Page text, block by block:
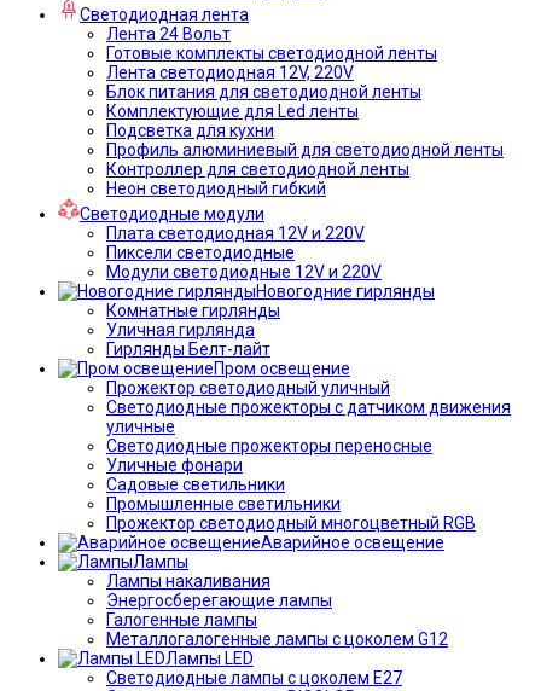
Светодиодная лента
Лента 24 Вольт
Готовые комплекты светодиодной ленты
Лента светодиодная 12V, 220V
Блок питания для светодиодной ленты
Комплектующие для Led ленты
Подсветка для кухни
Профиль алюминиевый для светодиодной ленты
Контроллер для светодиодной ленты
Неон светодиодный гибкий
Светодиодные модули
Плата светодиодная 12V и 220V
Пиксели светодиодные
Модули светодиодные 12V и 220V
Новогодние гирлянды
Комнатные гирлянды
Уличная гирлянда
Гирлянды Белт-лайт
Пром освещение
Прожектор светодиодный уличный
Светодиодные прожекторы с датчиком движения
уличные
Светодиодные прожекторы переносные
Уличные фонари
Садовые светильники
Промышленные светильники
Прожектор светодиодный многоцветный RGB
Аварийное освещение
Лампы
Лампы накаливания
Энергосберегающие лампы
Галогенные лампы
Металлогалогенные лампы с цоколем G12
Лампы LED
Светодиодные лампы с цоколем E27